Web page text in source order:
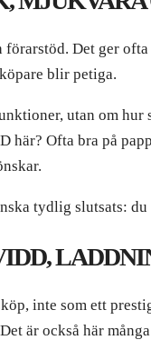
Det ger
blir petiga.
utan om
här? Ofta bra på
tydlig slutsats:
inte som ett
är också här